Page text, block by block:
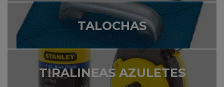
TALOCHAS
TIRALINEAS AZULETES